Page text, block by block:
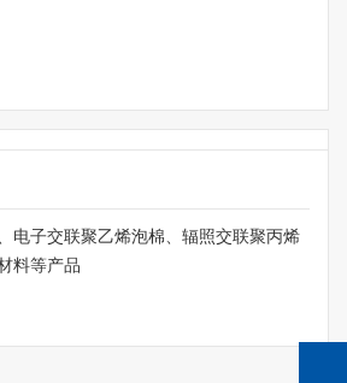
电子交联聚乙烯泡棉、辐照交联聚丙烯
料等产品